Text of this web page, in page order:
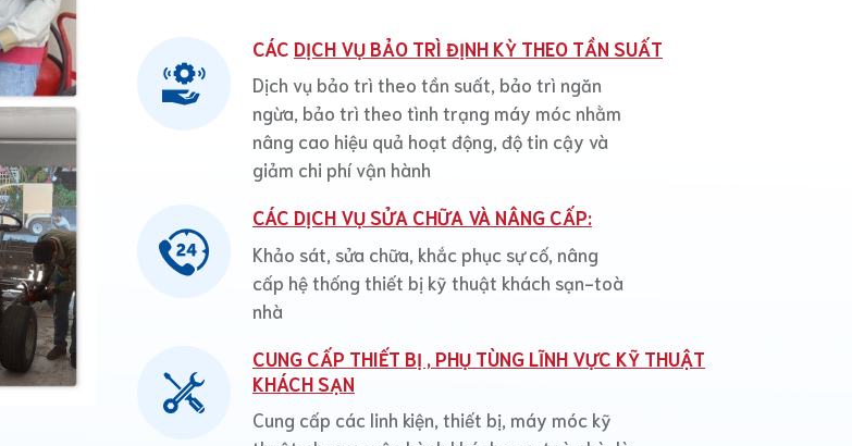
CÁC DỊCH VỤ BẢO TRÌ ĐỊNH KỲ THEO TẦN SUẤT
Dịch vụ bảo trì theo tần suất, bảo trì ngăn
ngừa, bảo trì theo tình trạng máy móc nhằm
nâng cao hiệu quả hoạt động, độ tin cậy và
giảm chi phí vận hành
CÁC DỊCH VỤ SỬA CHỮA VÀ NÂNG CẤP:
Khảo sát, sửa chữa, khắc phục sự cố, nâng
cấp hệ thống thiết bị kỹ thuật khách sạn-toà
nhà
CUNG CẤP THIẾT BỊ , PHỤ TÙNG LĨNH VỰC KỸ THUẬT
KHÁCH SẠN
Cung cấp các linh kiện, thiết bị, máy móc kỹ